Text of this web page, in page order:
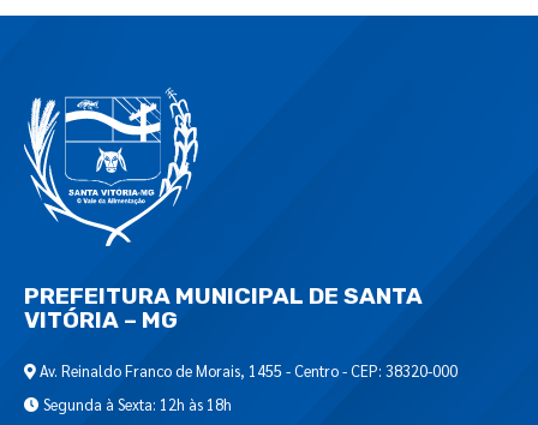
PREFEITURA MUNICIPAL DE SANTA
VITÓRIA – MG
Av. Reinaldo Franco de Morais, 1455 - Centro - CEP: 38320-000
Segunda à Sexta: 12h às 18h